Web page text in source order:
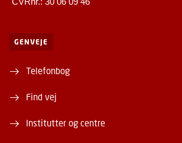
GENVEJE
Telefonbog
Find vej
Institutter og centre